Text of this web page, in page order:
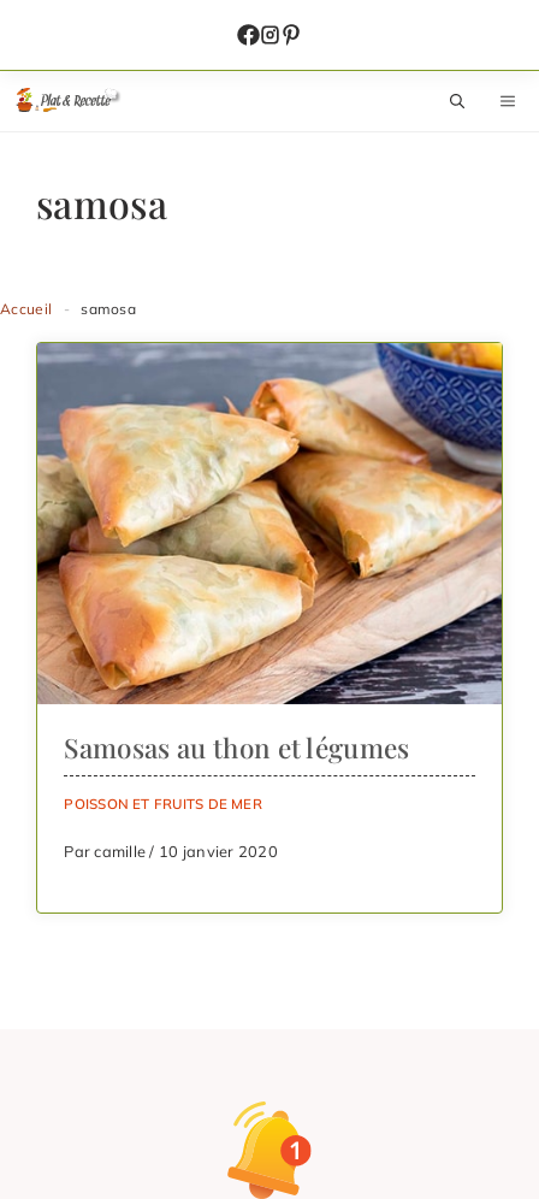
contenu
samosa
Accueil - samosa
Samosas au thon et légumes
POISSON ET FRUITS DE MER
Par camille / 10 janvier 2020